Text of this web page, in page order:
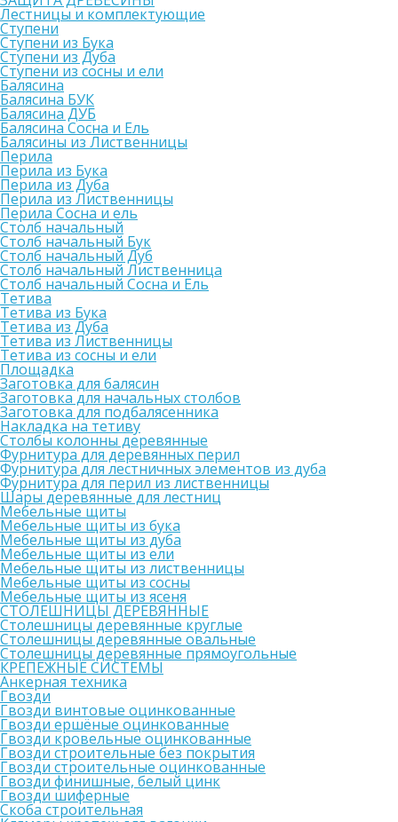
Лестницы и комплектующие
Ступени
Ступени из Бука
Ступени из Дуба
Ступени из сосны и ели
Балясина
Балясина БУК
Балясина ДУБ
Балясина Сосна и Ель
Балясины из Лиственницы
Перила
Перила из Бука
Перила из Дуба
Перила из Лиственницы
Перила Сосна и ель
Столб начальный
Столб начальный Бук
Столб начальный Дуб
Столб начальный Лиственница
Столб начальный Сосна и Ель
Тетива
Тетива из Бука
Тетива из Дуба
Тетива из Лиственницы
Тетива из сосны и ели
Площадка
Заготовка для балясин
Заготовка для начальных столбов
Заготовка для подбалясенника
Накладка на тетиву
Столбы колонны деревянные
Фурнитура для деревянных перил
Фурнитура для лестничных элементов из дуба
Фурнитура для перил из лиственницы
Шары деревянные для лестниц
Мебельные щиты
Мебельные щиты из бука
Мебельные щиты из дуба
Мебельные щиты из ели
Мебельные щиты из лиственницы
Мебельные щиты из сосны
Мебельные щиты из ясеня
СТОЛЕШНИЦЫ ДЕРЕВЯННЫЕ
Столешницы деревянные круглые
Столешницы деревянные овальные
Столешницы деревянные прямоугольные
КРЕПЕЖНЫЕ СИСТЕМЫ
Анкерная техника
Гвозди
Гвозди винтовые оцинкованные
Гвозди ершёные оцинкованные
Гвозди кровельные оцинкованные
Гвозди строительные без покрытия
Гвозди строительные оцинкованные
Гвозди финишные, белый цинк
Гвозди шиферные
Скоба строительная